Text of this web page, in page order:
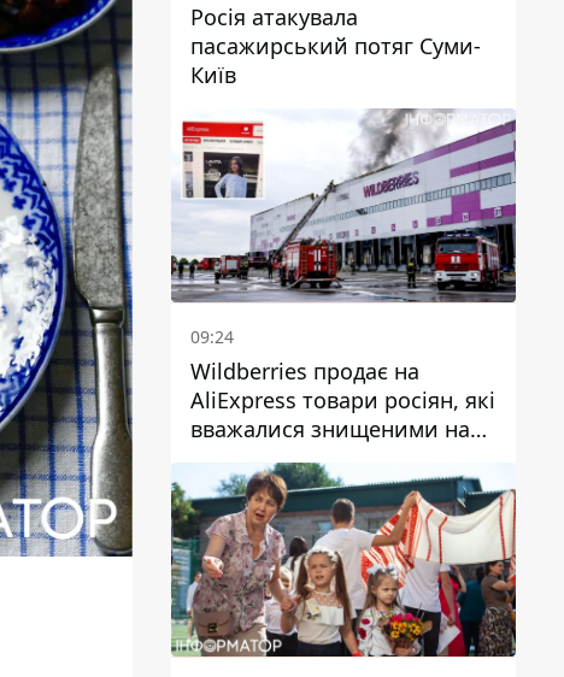
Росія атакувала
пасажирський потяг Суми-
Київ
09:24
Wildberries продає на
AliExpress товари росіян, які
вважалися знищеними на
складах